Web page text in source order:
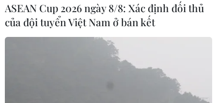
ASEAN Cup 2026 ngày 8/8: Xác định đối thủ
của đội tuyển Việt Nam ở bán kết